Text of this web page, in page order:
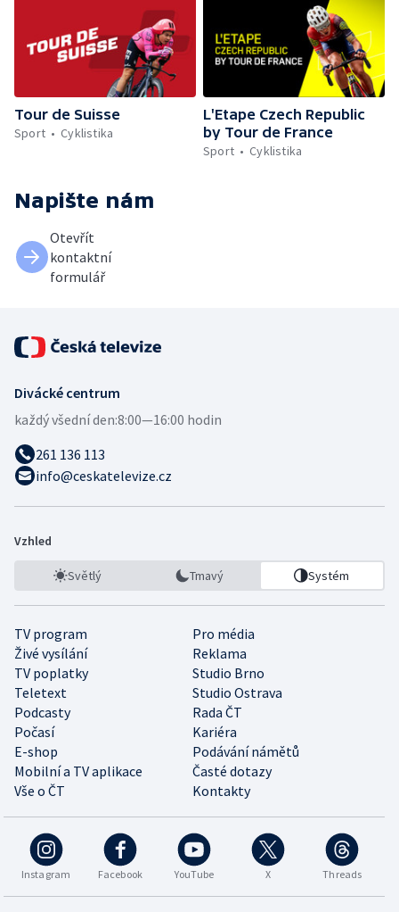
Tour de Suisse
Sport
Cyklistika
L'Etape Czech Republic
by Tour de France
Sport
Cyklistika
Napište nám
Otevřít
kontaktní
formulář
Divácké centrum
každý všední den:8:00—16:00 hodin
261 136 113
info@ceskatelevize.cz
Vzhled
Světlý Tmavý Systém
TV program
Pro média
Živé vysílání
Reklama
TV poplatky
Studio Brno
Teletext
Studio Ostrava
Podcasty
Rada ČT
Počasí
Kariéra
E-shop
Podávání námětů
Mobilní a TV aplikace
Časté dotazy
Vše o ČT
Kontakty
Instagram Facebook YouTube X Threads